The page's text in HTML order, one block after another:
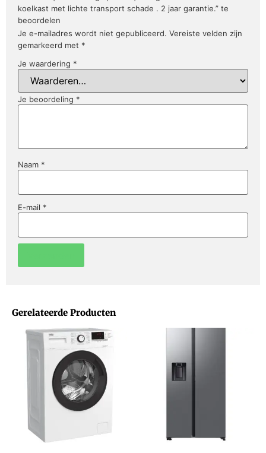
koelkast met lichte transport schade . 2 jaar garantie.” te
beoordelen
Je e-mailadres wordt niet gepubliceerd. Vereiste velden zijn
gemarkeerd met *
Je waardering *
Je beoordeling *
Naam *
E-mail *
Gerelateerde Producten